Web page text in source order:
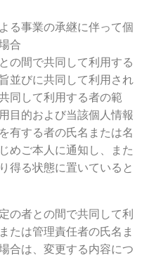
る事業の承継に伴って個
合
の間で共同して利用する
並びに共同して利用され
同して利用する者の範
目的および当該個人情報
有する者の氏名または名
めご本人に通知し、また
得る状態に置いていると
の者との間で共同して利
たは管理責任者の氏名ま
合は、変更する内容につ